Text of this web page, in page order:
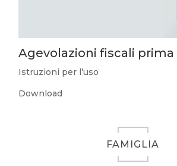
Agevolazioni fiscali prima
Istruzioni per l’uso
Download
FAMIGLIA